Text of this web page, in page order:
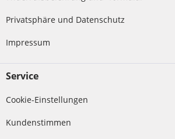
Privatsphäre und Datenschutz
Impressum
Service
Cookie-Einstellungen
Kundenstimmen